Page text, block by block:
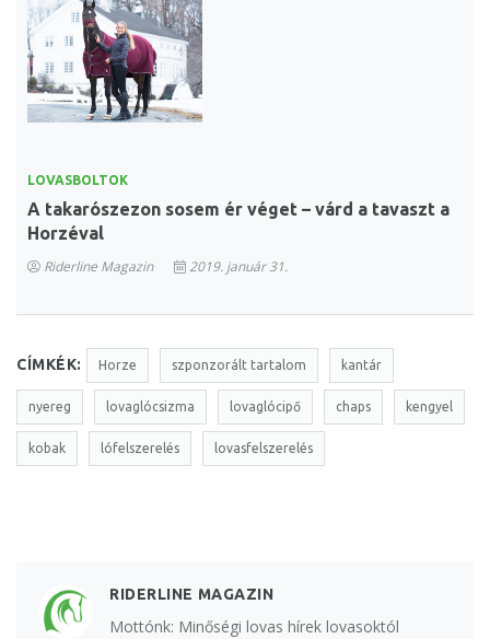
LOVASBOLTOK
A takarószezon sosem ér véget – várd a tavaszt a
Horzéval
Riderline Magazin 2019. január 31.
CÍMKÉK: Horze szponzorált tartalom kantár
nyereg lovaglócsizma lovaglócipő chaps kengyel
kobak lófelszerelés lovasfelszerelés
RIDERLINE MAGAZIN
Mottónk: Minőségi lovas hírek lovasoktól